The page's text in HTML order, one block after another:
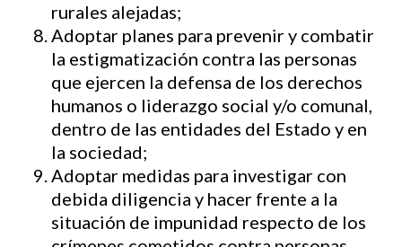
rurales alejadas;
Adoptar planes para prevenir y combatir
la estigmatización contra las personas
que ejercen la defensa de los derechos
humanos o liderazgo social y/o comunal,
dentro de las entidades del Estado y en
la sociedad;
Adoptar medidas para investigar con
debida diligencia y hacer frente a la
situación de impunidad respecto de los